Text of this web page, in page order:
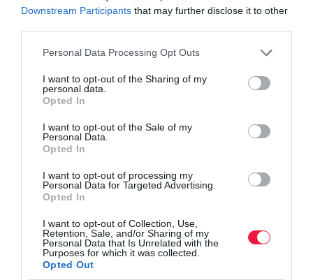
Downstream Participants that may further disclose it to other
Please note that this website/app uses one or more Google
not limited to your visit or usage behaviour. You may click to
grant or deny consent to Google and its third-party tags to
use your data for below specified purposes in below Google
consent section.
Personal Data Processing Opt Outs
I want to opt-out of the Sharing of my
personal data.
Opted In
I want to opt-out of the Sale of my
Personal Data.
Opted In
I want to opt-out of processing my
Personal Data for Targeted Advertising.
Opted In
I want to opt-out of Collection, Use,
Retention, Sale, and/or Sharing of my
Personal Data that Is Unrelated with the
Purposes for which it was collected.
Opted Out
facebook meta whatsapp adatvédelem büntetés